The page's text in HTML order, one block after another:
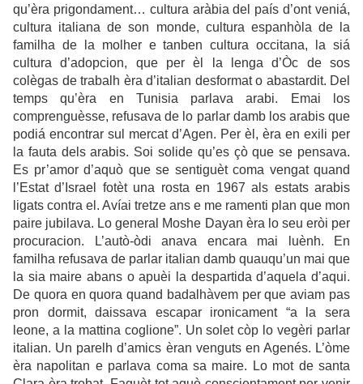
qu’èra prigondament… cultura aràbia del país d’ont veniá,
cultura italiana de son monde, cultura espanhòla de la
familha de la molher e tanben cultura occitana, la siá
cultura d’adopcion, que per èl la lenga d’Òc de sos
colègas de trabalh èra d’italian desformat o abastardit. Del
temps qu’èra en Tunisia parlava arabi. Emai los
comprenguèsse, refusava de lo parlar damb los arabis que
podiá encontrar sul mercat d’Agen. Per èl, èra en exili per
la fauta dels arabis. Soi solide qu’es çò que se pensava.
Es pr’amor d’aquò que se sentiguèt coma vengat quand
l’Estat d’Israel fotèt una rosta en 1967 als estats arabis
ligats contra el. Avíai tretze ans e me ramenti plan que mon
paire jubilava. Lo general Moshe Dayan èra lo seu eròi per
procuracion. L’autò-òdi anava encara mai luènh. En
familha refusava de parlar italian damb quauqu’un mai que
la sia maire abans o apuèi la despartida d’aquela d’aqui.
De quora en quora quand badalhàvem per que aviam pas
pron dormit, daissava escapar ironicament “a la sera
leone, a la mattina coglione”. Un solet còp lo vegèri parlar
italian. Un parelh d’amics èran venguts en Agenés. L’òme
èra napolitan e parlava coma sa maire. Lo mot de santa